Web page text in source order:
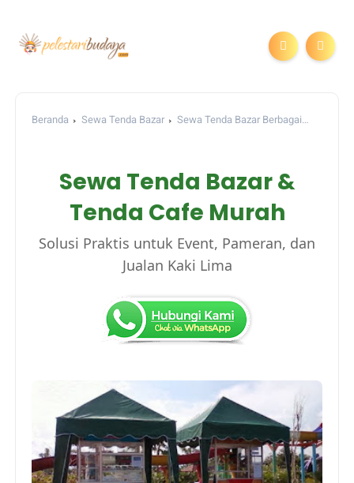
Beranda Sewa Tenda Bazar
Sewa Tenda Bazar Berbagai
Sewa Tenda Bazar &
Tenda Cafe Murah
Solusi Praktis untuk Event, Pameran, dan
Jualan Kaki Lima